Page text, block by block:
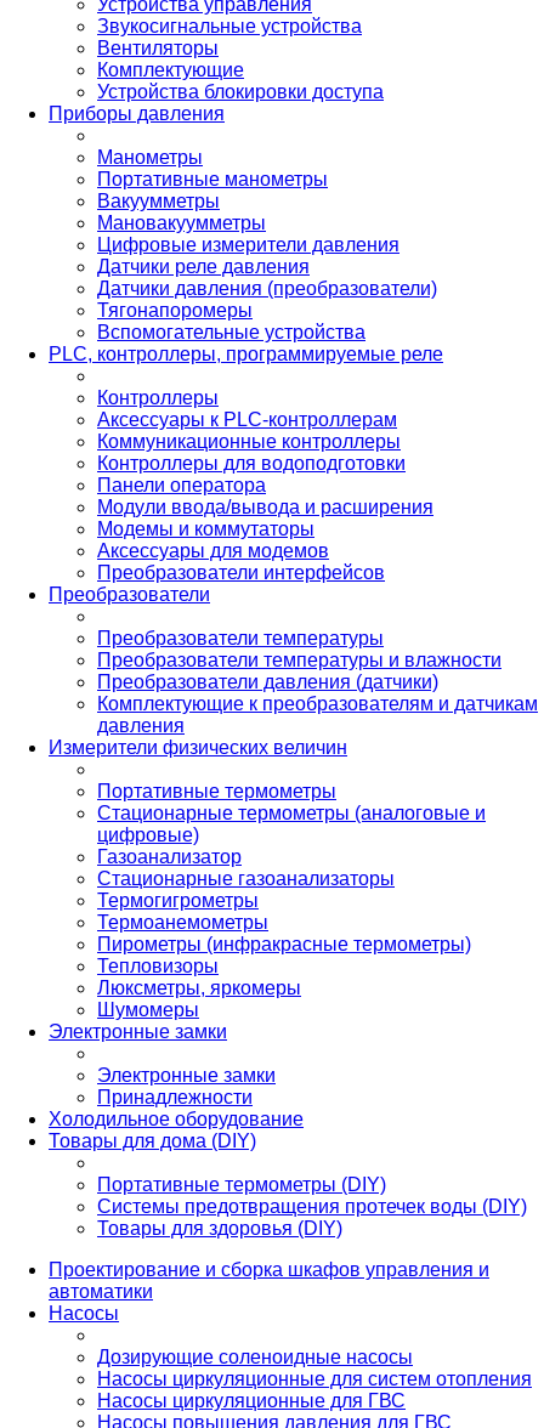
Звукосигнальные устройства
Вентиляторы
Комплектующие
Устройства блокировки доступа
Приборы давления
Манометры
Портативные манометры
Вакуумметры
Мановакуумметры
Цифровые измерители давления
Датчики реле давления
Датчики давления (преобразователи)
Тягонапоромеры
Вспомогательные устройства
PLС, контроллеры, программируемые реле
Контроллеры
Аксессуары к PLC-контроллерам
Коммуникационные контроллеры
Контроллеры для водоподготовки
Панели оператора
Модули ввода/вывода и расширения
Модемы и коммутаторы
Аксессуары для модемов
Преобразователи интерфейсов
Преобразователи
Преобразователи температуры
Преобразователи температуры и влажности
Преобразователи давления (датчики)
Комплектующие к преобразователям и датчикам
давления
Измерители физических величин
Портативные термометры
Стационарные термометры (аналоговые и
цифровые)
Газоанализатор
Стационарные газоанализаторы
Термогигрометры
Термоанемометры
Пирометры (инфракрасные термометры)
Тепловизоры
Люксметры, яркомеры
Шумомеры
Электронные замки
Электронные замки
Принадлежности
Холодильное оборудование
Товары для дома (DIY)
Портативные термометры (DIY)
Системы предотвращения протечек воды (DIY)
Товары для здоровья (DIY)
Проектирование и сборка шкафов управления и
автоматики
Насосы
Дозирующие соленоидные насосы
Насосы циркуляционные для систем отопления
Насосы циркуляционные для ГВС
Насосы повышения давления для ГВС